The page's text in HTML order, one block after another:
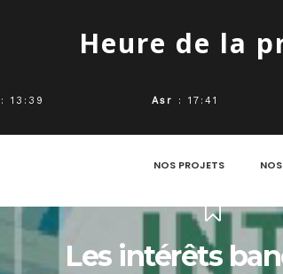
Heure de la
: 13:39 Asr : 17:41
NOS PROJETS
Les intérêts